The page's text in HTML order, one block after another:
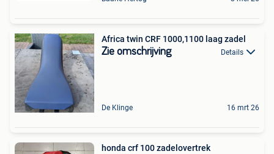
Africa twin CRF 1000,1100 laag zadel
Zie omschrijving Details
De Klinge 16 mrt 26
honda crf 100 zadelovertrek